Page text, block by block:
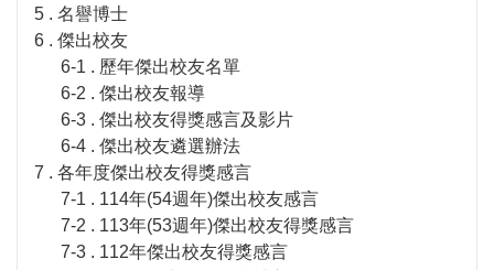
5 . 名譽博士
6 . 傑出校友
6-1 . 歷年傑出校友名單
6-2 . 傑出校友報導
6-3 . 傑出校友得獎感言及影片
6-4 . 傑出校友遴選辦法
7 . 各年度傑出校友得獎感言
7-1 . 114年(54週年)傑出校友感言
7-2 . 113年(53週年)傑出校友得獎感言
7-3 . 112年傑出校友得獎感言